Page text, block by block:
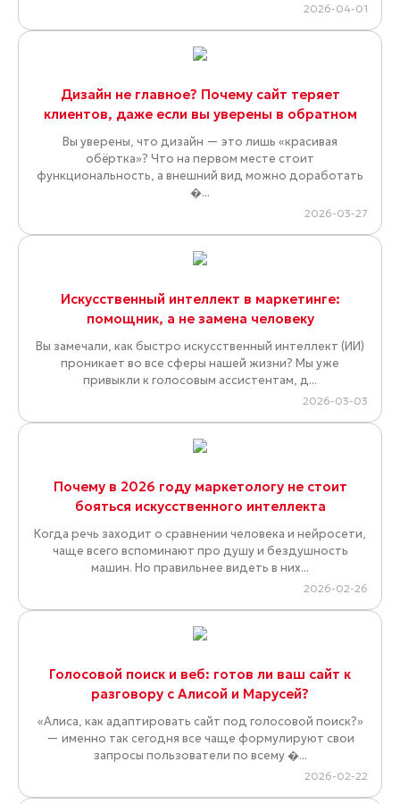
2026-04-01
Дизайн не главное? Почему сайт теряет
клиентов, даже если вы уверены в обратном
Вы уверены, что дизайн — это лишь «красивая
обёртка»? Что на первом месте стоит
функциональность, а внешний вид можно доработать
�...
2026-03-27
Искусственный интеллект в маркетинге:
помощник, а не замена человеку
Вы замечали, как быстро искусственный интеллект (ИИ)
проникает во все сферы нашей жизни? Мы уже
привыкли к голосовым ассистентам, д...
2026-03-03
Почему в 2026 году маркетологу не стоит
бояться искусственного интеллекта
Когда речь заходит о сравнении человека и нейросети,
чаще всего вспоминают про душу и бездушность
машин. Но правильнее видеть в них...
2026-02-26
Голосовой поиск и веб: готов ли ваш сайт к
разговору с Алисой и Марусей?
«Алиса, как адаптировать сайт под голосовой поиск?»
— именно так сегодня все чаще формулируют свои
запросы пользователи по всему �...
2026-02-22